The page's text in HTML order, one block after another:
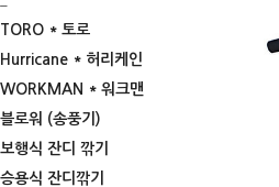
TORO * 토로
Hurricane * 허리케인
WORKMAN * 워크맨
블로워 (송풍기)
보행식 잔디 깎기
승용식 잔디깎기